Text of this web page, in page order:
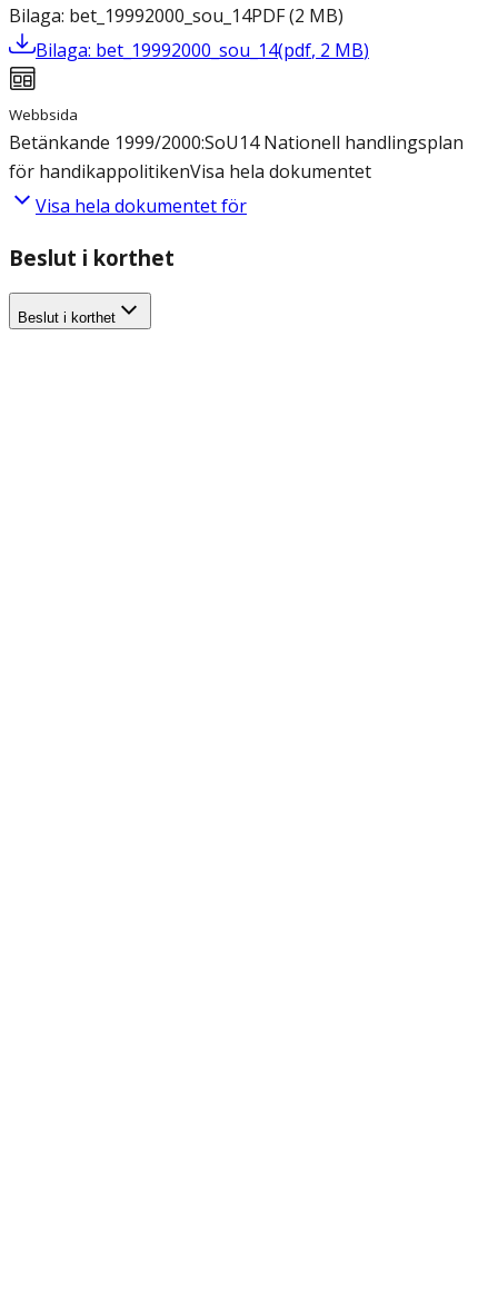
Bilaga: bet_19992000_sou_14PDF(2 MB)
Bilaga: bet_19992000_sou_14(pdf, 2 MB)
Webbsida
Betänkande 1999/2000:SoU14 Nationell handlingsplan
för handikappolitikenVisa hela dokumentet
Visa hela dokumentet för
Beslut i korthet
Beslut i korthet